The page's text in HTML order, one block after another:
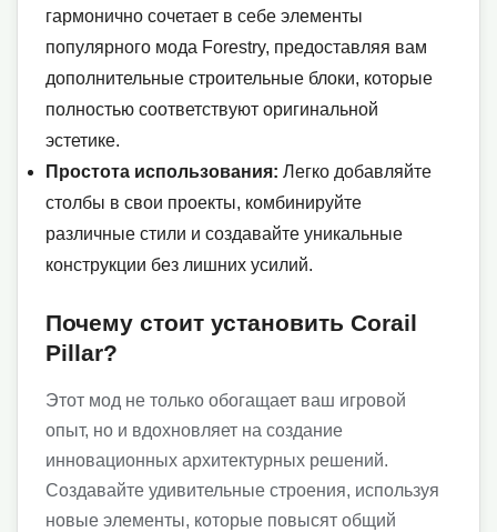
гармонично сочетает в себе элементы
популярного мода Forestry, предоставляя вам
дополнительные строительные блоки, которые
полностью соответствуют оригинальной
эстетике.
Простота использования: Легко добавляйте
столбы в свои проекты, комбинируйте
различные стили и создавайте уникальные
конструкции без лишних усилий.
Почему стоит установить Corail
Pillar?
Этот мод не только обогащает ваш игровой
опыт, но и вдохновляет на создание
инновационных архитектурных решений.
Создавайте удивительные строения, используя
новые элементы, которые повысят общий